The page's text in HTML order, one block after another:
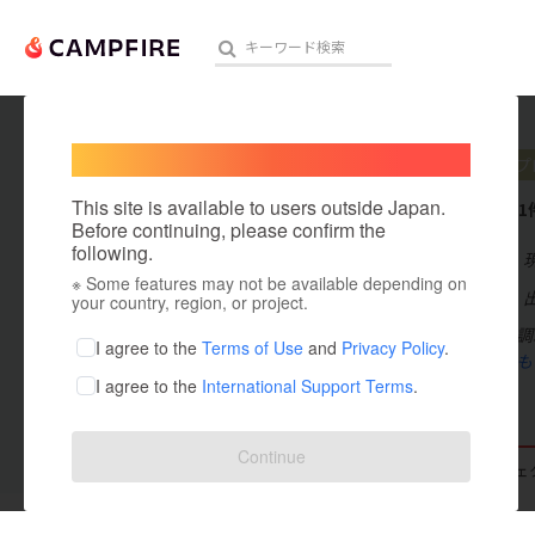
人気のプロジェクト 注目の
アート・写真
テクノロジー・ガジェット
映像・映画
ビジネス・起業
まちづくり・地域活性化
This site is available to users outside Japan.
Before continuing, please confirm the
following.
※ Some features may not be available depending on
your country, region, or project.
I agree to the Terms of Use and Privacy Policy.
I agree to the International Support Terms.
Continue
これまでに1
出身国：日本
2017年名古屋
年間イタリア
プロジェクト プロジ